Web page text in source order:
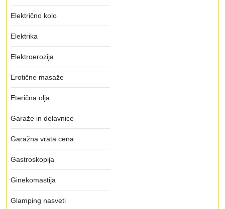
Električno kolo
Elektrika
Elektroerozija
Erotične masaže
Eterična olja
Garaže in delavnice
Garažna vrata cena
Gastroskopija
Ginekomastija
Glamping nasveti